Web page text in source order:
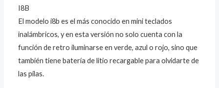
I8B
El modelo i8b es el más conocido en mini teclados
inalámbricos, y en esta versión no solo cuenta con la
función de retro iluminarse en verde, azul o rojo, sino que
también tiene batería de litio recargable para olvidarte de
las pilas.